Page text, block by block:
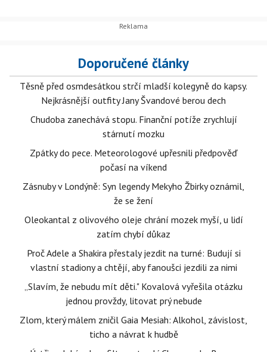
Doporučené články
Těsně před osmdesátkou strčí mladší kolegyně do kapsy.
Nejkrásnější outfity Jany Švandové berou dech
Chudoba zanechává stopu. Finanční potíže zrychlují
stárnutí mozku
Zpátky do pece. Meteorologové upřesnili předpověď
počasí na víkend
Zásnuby v Londýně: Syn legendy Mekyho Žbirky oznámil,
že se žení
Oleokantal z olivového oleje chrání mozek myší, u lidí
zatím chybí důkaz
Proč Adele a Shakira přestaly jezdit na turné: Budují si
vlastní stadiony a chtějí, aby fanoušci jezdili za nimi
„Slavím, že nebudu mít děti." Kovalová vyřešila otázku
jednou provždy, litovat prý nebude
Zlom, který málem zničil Gaia Mesiah: Alkohol, závislost,
ticho a návrat k hudbě